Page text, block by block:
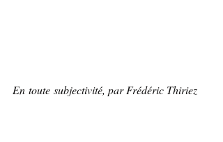
En toute subjectivité, par Frédéric Thiriez